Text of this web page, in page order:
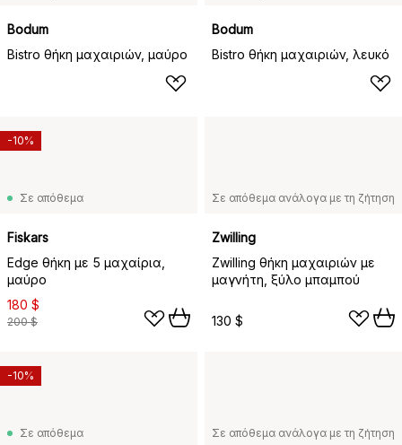
Bodum
Bistro θήκη μαχαιριών, μαύρο
Bodum
Bistro θήκη μαχαιριών, λευκό
Σε απόθεμα
Fiskars
Edge θήκη με 5 μαχαίρια,
μαύρο
180 $
200 $
-10%
Σε απόθεμα ανάλογα με τη ζήτηση
Zwilling
Zwilling θήκη μαχαιριών με
μαγνήτη, ξύλο μπαμπού
130 $
Σε απόθεμα
-10%
Σε απόθεμα ανάλογα με τη ζήτηση